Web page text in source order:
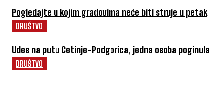
Pogledajte u kojim gradovima neće biti struje u petak
DRUŠTVO
Udes na putu Cetinje-Podgorica, jedna osoba poginula
DRUŠTVO